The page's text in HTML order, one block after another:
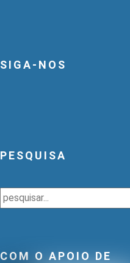
SIGA-NOS
PESQUISA
Pesquisar
COM O APOIO DE